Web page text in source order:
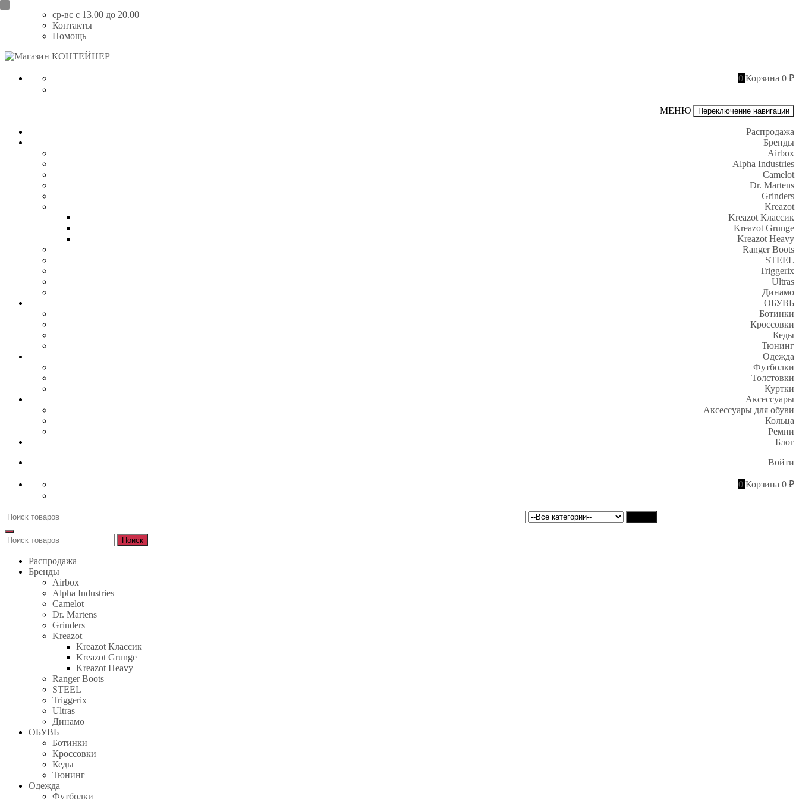
содержимому
ср-вс с 13.00 до 20.00
Контакты
Помощь
КОНТЕЙНЕР
0 Корзина 0 ₽
МЕНЮ Переключение навигации
Распродажа
Бренды
Airbox
Alpha Industries
Camelot
Dr. Martens
Grinders
Kreazot
Kreazot Классик
Kreazot Grunge
Kreazot Heavy
Ranger Boots
STEEL
Triggerix
Ultras
Динамо
ОБУВЬ
Ботинки
Кроссовки
Кеды
Тюнинг
Одежда
Футболки
Толстовки
Куртки
Аксессуары
Аксессуары для обуви
Кольца
Ремни
Блог
Войти
0 Корзина 0 ₽
Поиск
для:
Поиск
для:
Поиск
Распродажа
Бренды
Airbox
Alpha Industries
Camelot
Dr. Martens
Grinders
Kreazot
Kreazot Классик
Kreazot Grunge
Kreazot Heavy
Ranger Boots
STEEL
Triggerix
Ultras
Динамо
ОБУВЬ
Ботинки
Кроссовки
Кеды
Тюнинг
Одежда
Футболки